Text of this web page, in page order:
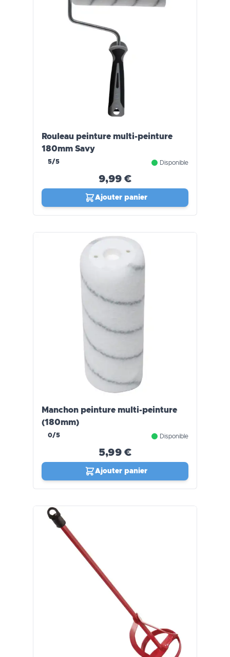
Rouleau peinture multi-peinture
180mm Savy
5/5 Disponible
9,99 €
Ajouter panier
Manchon peinture multi-peinture
(180mm)
0/5 Disponible
5,99 €
Ajouter panier